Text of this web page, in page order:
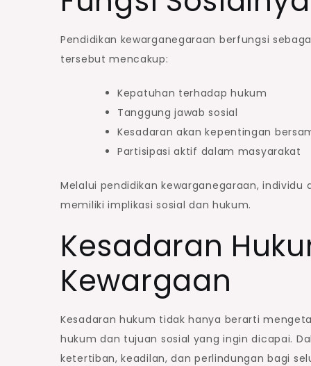
Pendidikan kewarganegaraan berfungsi
tersebut mencakup:
Kepatuhan terhadap hukum
Tanggung jawab sosial
Kesadaran akan kepentingan
Partisipasi aktif dalam masyarakat
Melalui pendidikan kewarganegaraan,
memiliki implikasi sosial dan hukum.
Kesadaran
Kewargaan
Kesadaran hukum tidak hanya berarti
hukum dan tujuan sosial yang ingin dicapai.
ketertiban, keadilan, dan perlindungan bagi